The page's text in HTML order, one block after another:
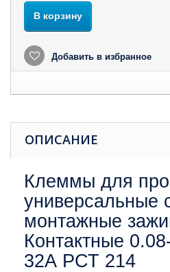
В корзину
Добавить в избранное
ОПИСАНИЕ
Клеммы для
универсальные
монтажные
Контактные
32А РСТ 214